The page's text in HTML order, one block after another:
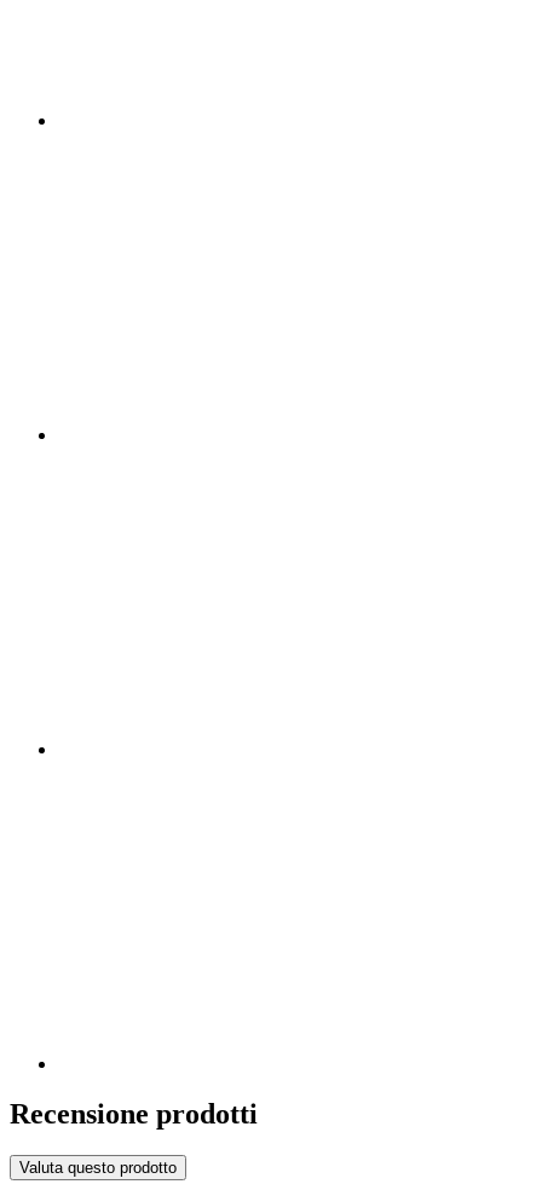
Recensione prodotti
Valuta questo prodotto